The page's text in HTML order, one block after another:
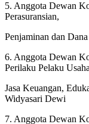
5. Anggota Dewan
Perasuransian,
Penjaminan dan
6. Anggota Dewan
Perilaku Pelaku Usaha
Jasa Keuangan,
Widyasari Dewi
7. Anggota Dewan